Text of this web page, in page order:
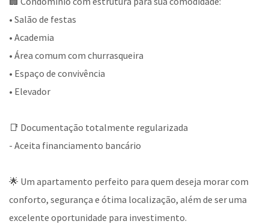
• Salão de festas
• Academia
• Área comum com churrasqueira
• Espaço de convivência
• Elevador
📑 Documentação totalmente regularizada
- Aceita financiamento bancário
🌟 Um apartamento perfeito para quem deseja morar com
conforto, segurança e ótima localização, além de ser uma
excelente oportunidade para investimento.